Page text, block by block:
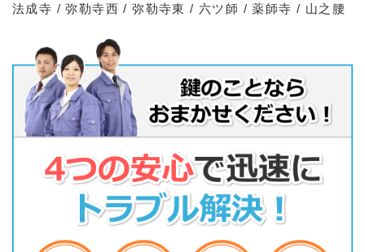
法成寺 / 弥勒寺西 / 弥勒寺東 / 六ツ師 / 薬師寺 / 山之腰